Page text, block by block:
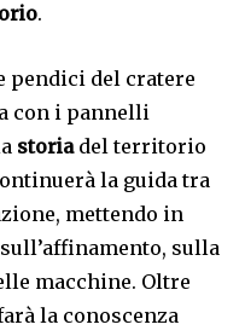
.
pendici del cratere
con i pannelli
storiadel territorio
la guida tra
mettendo in
sulla
macchine. Oltre
la conoscenza